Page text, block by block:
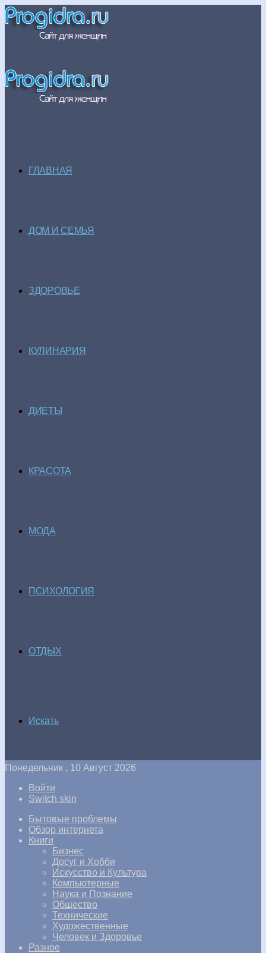
ГЛАВНАЯ
ДОМ И СЕМЬЯ
ЗДОРОВЬЕ
КУЛИНАРИЯ
ДИЕТЫ
КРАСОТА
МОДА
ПСИХОЛОГИЯ
ОТДЫХ
Искать
Понедельник , 10 Август 2026
Войти
Switch skin
Бытовые проблемы
Обзор интернета
Книги
Бизнес
Досуг и Хобби
Искусство и Культура
Компьютерные
Наука и Познание
Общество
Технические
Художественные
Человек и Здоровье
Разное